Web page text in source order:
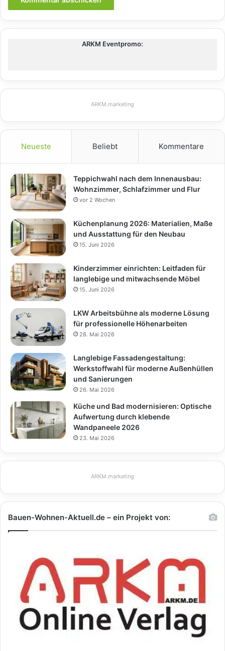
ARKM Eventpromo:
ARKM.marketing
Neueste Beliebt Kommentare
Teppichwahl nach dem Innenausbau:
Wohnzimmer, Schlafzimmer und Flur
vor 2 Wochen
Küchenplanung 2026: Materialien, Maße
und Ausstattung für den Neubau
15. Juni 2026
Kinderzimmer einrichten: Leitfaden für
langlebige und mitwachsende Möbel
15. Juni 2026
LKW Arbeitsbühne als moderne Lösung
für professionelle Höhenarbeiten
28. Mai 2026
Langlebige Fassadengestaltung:
Werkstoffwahl für moderne Außenhüllen
und Sanierungen
26. Mai 2026
Küche und Bad modernisieren: Optische
Aufwertung durch klebende
Wandpaneele 2026
23. Mai 2026
ARKM.marketing
Bauen-Wohnen-Aktuell.de – ein Projekt von: